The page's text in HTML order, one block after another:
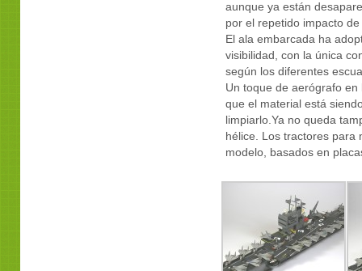
aunque ya están
por el repetido impacto
El ala embarcada ha
visibilidad, con la única
según los diferentes
Un toque de aerógrafo
que el material está
limpiarlo.Ya no queda
hélice. Los tractores para
modelo, basados en